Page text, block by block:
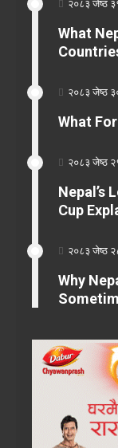
२०८३ जेष्ठ
What
२०८३ जेष्ठ
What
२०८३ जेष्ठ
Nepal’s
Cup
२०८३ जेष्ठ
Why